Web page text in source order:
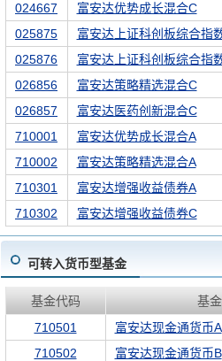
024667
富安达优势成长混合C
025875
富安达上证科创板综合指
025876
富安达上证科创板综合指
026856
富安达策略精选混合C
026857
富安达医药创新混合C
710001
富安达优势成长混合A
710002
富安达策略精选混合A
710301
富安达增强收益债券A
710302
富安达增强收益债券C
可转入货币型基金
基金代码
基
710501
富安达现金通货币A
710502
富安达现金通货币B